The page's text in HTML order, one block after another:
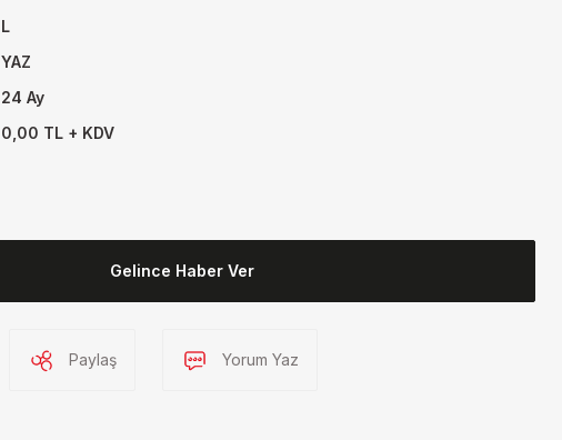
L
YAZ
24 Ay
0,00 TL + KDV
Gelince Haber Ver
Paylaş Yorum Yaz